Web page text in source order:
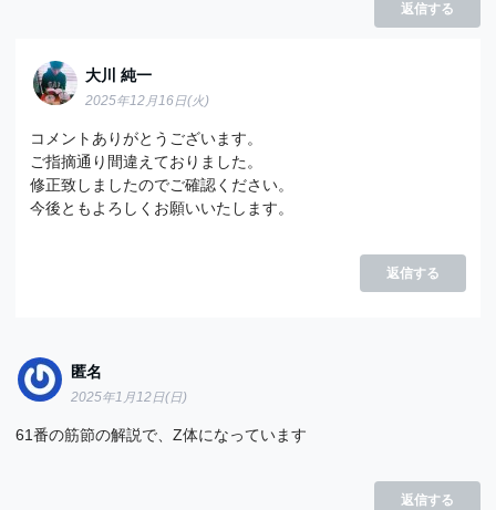
返信する
大川 純一
2025年12月16日(火)
コメントありがとうございます。
ご指摘通り間違えておりました。
修正致しましたのでご確認ください。
今後ともよろしくお願いいたします。
返信する
匿名
2025年1月12日(日)
61番の筋節の解説で、Z体になっています
返信する